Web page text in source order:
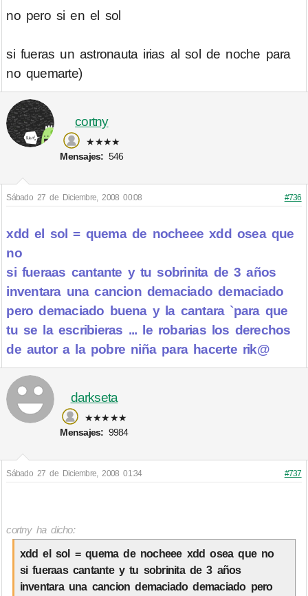
no pero si en el sol
si fueras un astronauta irias al sol de noche para
no quemarte)
cortny
★★★★
Mensajes: 546
Sábado 27 de Diciembre, 2008 00:08 #736
xdd el sol = quema de nocheee xdd osea que
no
si fueraas cantante y tu sobrinita de 3 años
inventara una cancion demaciado demaciado
pero demaciado buena y la cantara `para que
tu se la escribieras ... le robarias los derechos
de autor a la pobre niña para hacerte rik@
darkseta
★★★★★
Mensajes: 9984
Sábado 27 de Diciembre, 2008 01:34 #737
cortny ha dicho:
xdd el sol = quema de nocheee xdd osea que no
si fueraas cantante y tu sobrinita de 3 años
inventara una cancion demaciado demaciado pero